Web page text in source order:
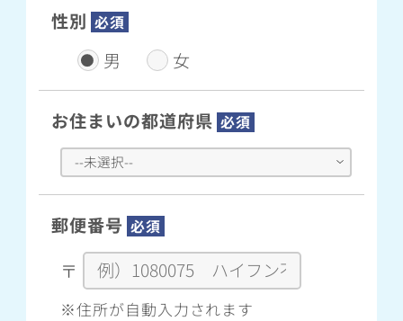
性別 必須
男 女
お住まいの都道府県 必須
郵便番号 必須
〒
※住所が自動入力されます